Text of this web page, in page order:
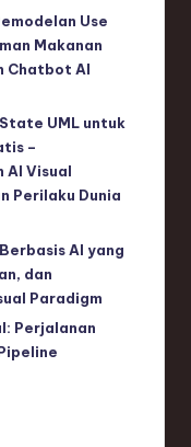
Use
Makanan
Chatbot AI
UML untuk
–
AI Visual
Perilaku Dunia
AI yang
dan
Paradigm
Perjalanan